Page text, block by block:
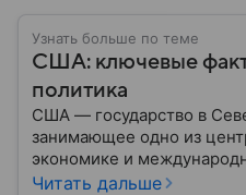
Узнать больше по теме
США: ключевые
политика
США — государство в
занимающее одно из
экономике и
материале — основные
Читать дальше